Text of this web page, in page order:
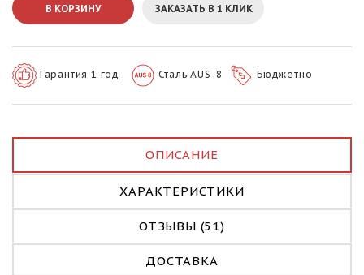
В КОРЗИНУ ЗАКАЗАТЬ В 1 КЛИК
Гарантия 1 год Сталь AUS-8 Бюджетно
ОПИСАНИЕ
ХАРАКТЕРИСТИКИ
ОТЗЫВЫ (51)
ДОСТАВКА